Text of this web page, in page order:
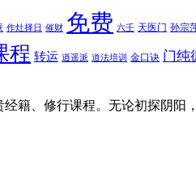
作灶择日 催财 免费 六壬 天医门 孙宗
程 转运 逍遥派 道法培训 金口诀 门纯
籍、修行课程。无论初探阴阳